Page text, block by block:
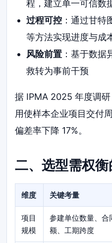
程，建立单一可信数
过程可控：通过甘特
等方法实现进度与成
风险前置：基于数据
救转为事前干预
据 IPMA 2025 年度调
用使样本企业项目交付
偏差率下降 17%。
二、选型需权
维度 关键考量
项目
规模
参建单位数量、合
额、工期跨度